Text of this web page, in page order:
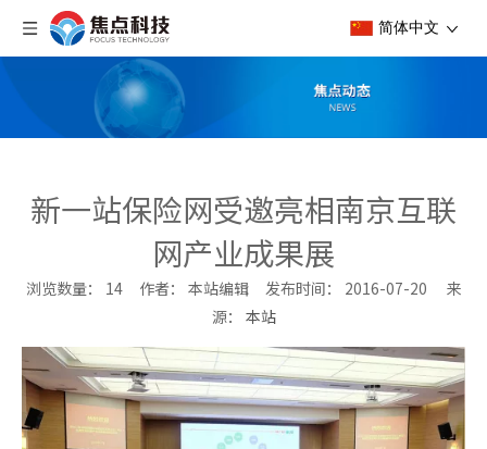
简体中文
新一站保险网受邀亮相南京互联
网产业成果展
浏览数量： 14作者： 本站编辑 发布时间： 2016-07-20 来
源： 本站
["wechat","weibo","qzone","douban","email"]